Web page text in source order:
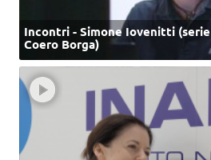
Incontri - Simone Iovenitti (serie
Coero Borga)